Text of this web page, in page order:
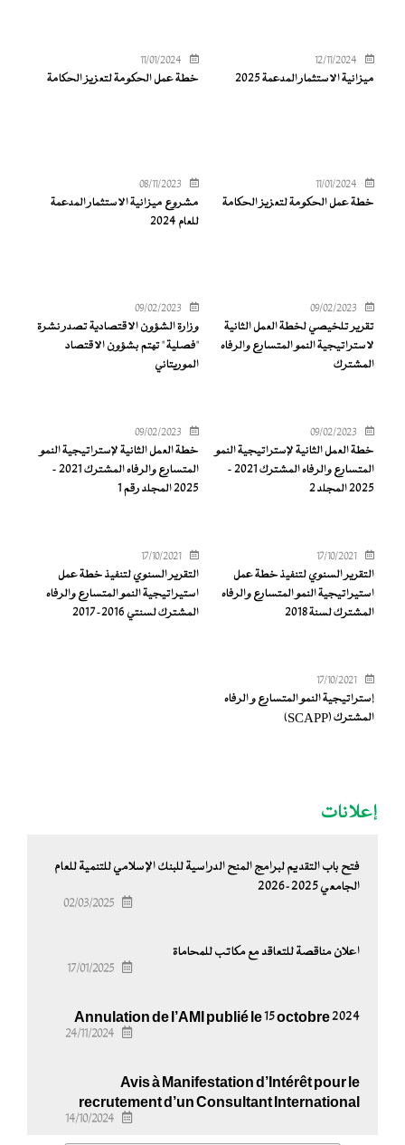
12/11/2024
ميزانية الاستثمار المدعمة 2025
11/01/2024
خطة عمل الحكومة لتعزيز الحكامة
11/01/2024
خطة عمل الحكومة لتعزيز الحكامة
08/11/2023
مشروع ميزانية الاستثمار المدعمة
للعام 2024
09/02/2023
تقرير تلخيصي لخطة العمل الثانية
لاستراتيجية النمو المتسارع والرفاه
المشترك
09/02/2023
وزارة الشؤون الاقتصادية تصدر نشرة
"فصلية " تهتم بشؤون الاقتصاد
الموريتاني
09/02/2023
خطة العمل الثانية لإستراتيجية النمو
المتسارع والرفاه المشترك 2021 –
2025 المجلد 2
09/02/2023
خطة العمل الثانية لإستراتيجية النمو
المتسارع والرفاه المشترك 2021 –
2025 المجلد رقم 1
17/10/2021
التقرير السنوي لتنفيذ خطة عمل
استيراتيجية النمو المتسارع والرفاه
المشترك لسنة 2018
17/10/2021
التقرير السنوي لتنفيذ خطة عمل
استيراتيجية النمو المتسارع والرفاه
المشترك لسنتي 2016-2017
17/10/2021
إستراتيجية النمو المتسارع و الرفاه
المشترك (SCAPP)
إعلانات
فتح باب التقديم لبرامج المنح الدراسية للبنك الإسلامي للتنمية للعام
الجامعي 2025-2026
02/03/2025
اعلان مناقصة للتعاقد مع مكاتب للمحاماة
17/01/2025
Annulation de l’AMI publié le 15 octobre 2024
24/11/2024
Avis à Manifestation d’Intérêt pour le
recrutement d’un Consultant International
14/10/2024